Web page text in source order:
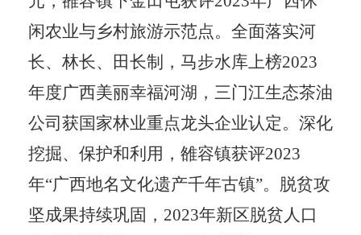
闲农业与乡村旅游示范点。全面落实河
长、林长、田长制，马步水库上榜2023
年度广西美丽幸福河湖，三门江生态茶油
公司获国家林业重点龙头企业认定。深化
挖掘、保护和利用，雒容镇获评2023
年“广西地名文化遗产千年古镇”。脱贫攻
坚成果持续巩固， 2023年新区脱贫人口